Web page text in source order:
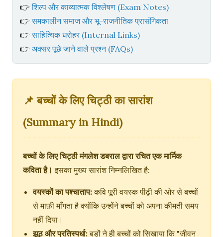
👉शिल्प और काव्यात्मक विश्लेषण (Exam Notes)
👉समकालीन समाज और भू-राजनीतिक प्रासंगिकता
👉साहित्यिक धरोहर (Internal Links)
👉 अक्सर पूछे जाने वाले प्रश्न (FAQs)
📌 बच्चों के लिए चिट्ठी का सारांश
(Summary in Hindi)
बच्चों के लिए चिट्ठी मंगलेश डबराल द्वारा रचित एक मार्मिक
कविता है। इसका मुख्य सारांश निम्नलिखित है:
वयस्कों का पश्चाताप:कवि पूरी वयस्क पीढ़ी की ओर से बच्चों
से माफ़ी माँगता है क्योंकि उन्होंने बच्चों को अपना कीमती समय
नहीं दिया।
झूठ और प्रतिस्पर्धा:बड़ों ने ही बच्चों को सिखाया कि "जीवन